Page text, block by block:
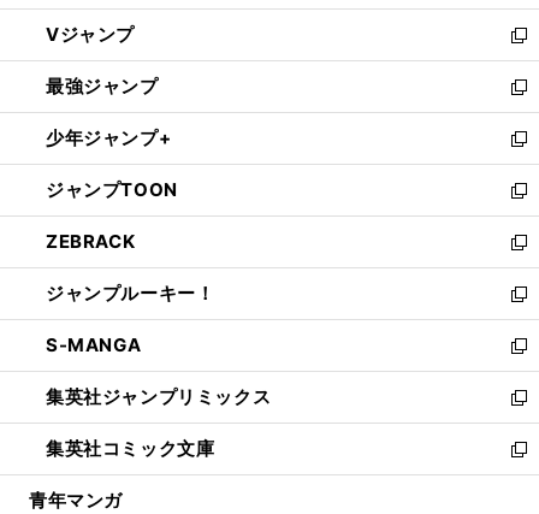
ウ
ィ
ン
ド
ウ
で
開
く
し
い
ウ
ィ
ン
ド
ウ
で
開
く
Vジャンプ
新
し
い
ウ
ィ
ン
ド
ウ
で
開
く
最強ジャンプ
新
し
い
ウ
ィ
ン
ド
ウ
で
開
く
少年ジャンプ+
新
し
い
ウ
ィ
ン
ド
ウ
で
開
く
ジャンプTOON
新
し
い
ウ
ィ
ン
ド
ウ
で
開
く
ZEBRACK
新
し
い
ウ
ィ
ン
ド
ウ
で
開
ジャンプルーキー！
新
し
い
ウ
ィ
ン
ド
ウ
S-MANGA
新
し
い
ウ
ィ
ン
集英社ジャンプリミックス
新
し
い
ウ
集英社コミック文庫
新
し
青年マンガ